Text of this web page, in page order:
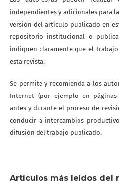
independientes y adicionales para
versión del artículo publicado en
repositorio institucional o
indiquen claramente que el
esta revista.
Se permite y recomienda a los
Internet (por ejemplo en
antes y durante el proceso de
conducir a intercambios
difusión del trabajo publicado.
Artículos más leídos del